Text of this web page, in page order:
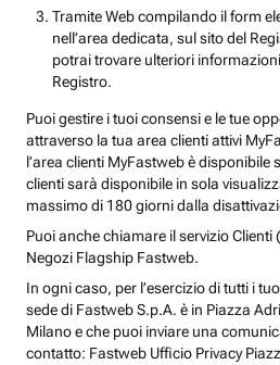
Tramite Web compilando il form
nell’area dedicata, sul sito del
potrai trovare ulteriori
Registro.
Puoi gestire i tuoi consensi e le tue
attraverso la tua area clienti attivi
l’area clienti MyFastweb è disponibile
clienti sarà disponibile in sola
massimo di 180 giorni dalla
Puoi anche chiamare il servizio
Negozi Flagship Fastweb.
In ogni caso, per l’esercizio di tutti i
sede di Fastweb S.p.A. è in Piazza
Milano e che puoi inviare una
contatto: Fastweb Ufficio Privacy